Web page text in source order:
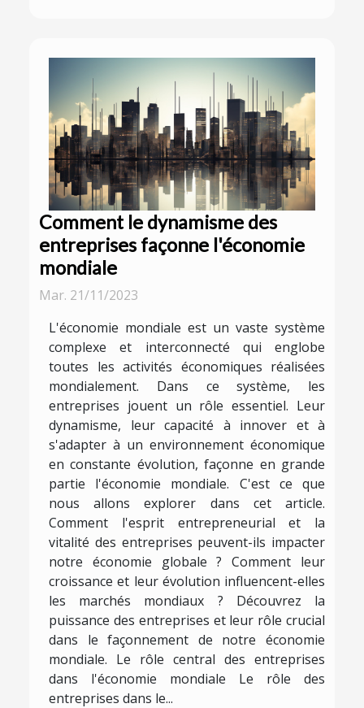
Comment le dynamisme des
entreprises façonne l'économie
mondiale
Mar. 21/11/2023
L'économie mondiale est un vaste système
complexe et interconnecté qui englobe
toutes les activités économiques réalisées
mondialement. Dans ce système, les
entreprises jouent un rôle essentiel. Leur
dynamisme, leur capacité à innover et à
s'adapter à un environnement économique
en constante évolution, façonne en grande
partie l'économie mondiale. C'est ce que
nous allons explorer dans cet article.
Comment l'esprit entrepreneurial et la
vitalité des entreprises peuvent-ils impacter
notre économie globale ? Comment leur
croissance et leur évolution influencent-elles
les marchés mondiaux ? Découvrez la
puissance des entreprises et leur rôle crucial
dans le façonnement de notre économie
mondiale. Le rôle central des entreprises
dans l'économie mondiale Le rôle des
entreprises dans le...